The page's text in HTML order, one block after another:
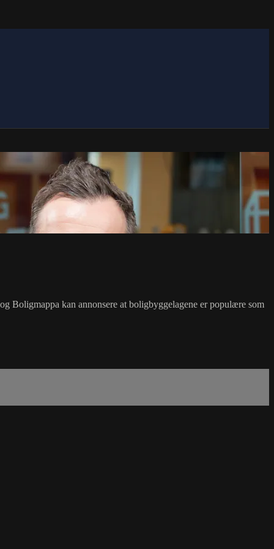
Boligmappa kan annonsere at boligbyggelagene er populære som